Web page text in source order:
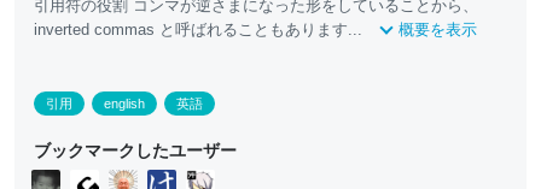
引用符の役割 コンマが逆さまになった形をしていることから、
inverted commas と呼ばれることもあります...
概要を表示
引用 english 英語
ブックマークしたユーザー